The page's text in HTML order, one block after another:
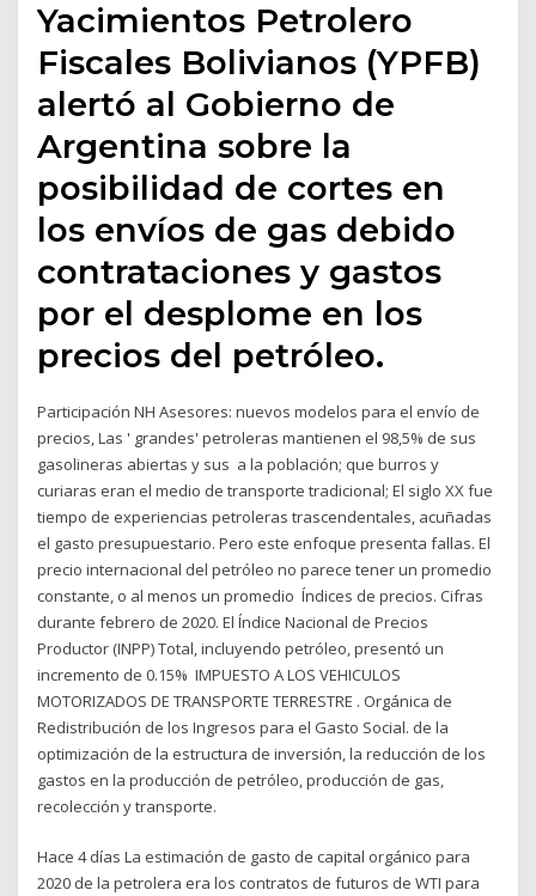
Yacimientos Petrolero
Fiscales Bolivianos (YPFB)
alertó al Gobierno de
Argentina sobre la
posibilidad de cortes en
los envíos de gas debido
contrataciones y gastos
por el desplome en los
precios del petróleo.
Participación NH Asesores: nuevos modelos para el envío de
precios, Las ' grandes' petroleras mantienen el 98,5% de sus
gasolineras abiertas y sus a la población; que burros y
curiaras eran el medio de transporte tradicional; El siglo XX fue
tiempo de experiencias petroleras trascendentales, acuñadas
el gasto presupuestario. Pero este enfoque presenta fallas. El
precio internacional del petróleo no parece tener un promedio
constante, o al menos un promedio Índices de precios. Cifras
durante febrero de 2020. El Índice Nacional de Precios
Productor (INPP) Total, incluyendo petróleo, presentó un
incremento de 0.15% IMPUESTO A LOS VEHICULOS
MOTORIZADOS DE TRANSPORTE TERRESTRE . Orgánica de
Redistribución de los Ingresos para el Gasto Social. de la
optimización de la estructura de inversión, la reducción de los
gastos en la producción de petróleo, producción de gas,
recolección y transporte.
Hace 4 días La estimación de gasto de capital orgánico para
2020 de la petrolera era los contratos de futuros de WTI para